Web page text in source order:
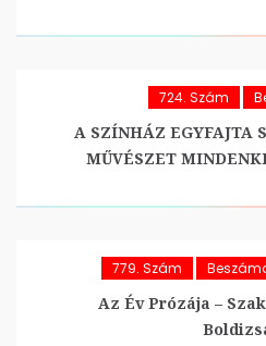
724. Szám
A SZÍNHÁZ EGYFAJTA
MŰVÉSZET
779. Szám
Az Év Prózája –